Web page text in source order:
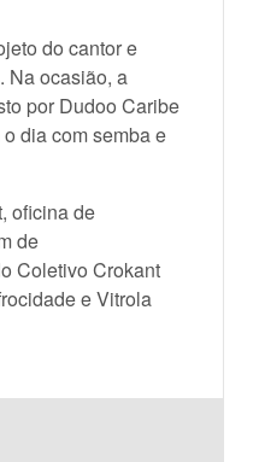
do cantor e
Na ocasião, a
por Dudoo Caribe
dia com semba e
oficina de
de
Coletivo Crokant
e Vitrola